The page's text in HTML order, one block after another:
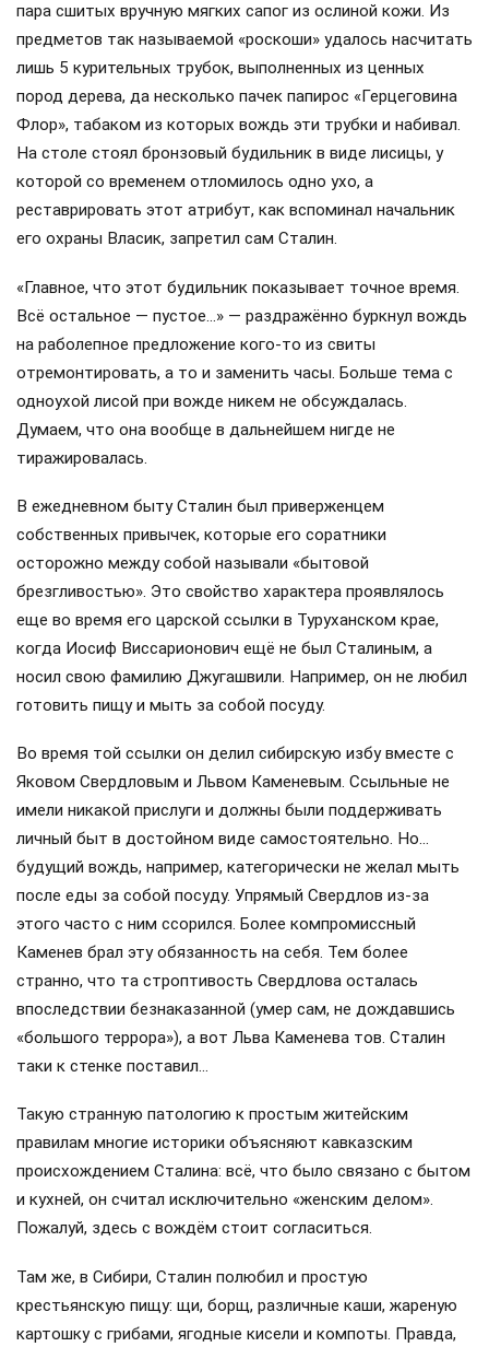
пара сшитых вручную мягких сапог из ослиной кожи. Из
предметов так называемой «роскоши» удалось насчитать
лишь 5 курительных трубок, выполненных из ценных
пород дерева, да несколько пачек папирос «Герцеговина
Флор», табаком из которых вождь эти трубки и набивал.
На столе стоял бронзовый будильник в виде лисицы, у
которой со временем отломилось одно ухо, а
реставрировать этот атрибут, как вспоминал начальник
его охраны Власик, запретил сам Сталин.
«Главное, что этот будильник показывает точное время.
Всё остальное — пустое…» — раздражённо буркнул вождь
на раболепное предложение кого-то из свиты
отремонтировать, а то и заменить часы. Больше тема с
одноухой лисой при вожде никем не обсуждалась.
Думаем, что она вообще в дальнейшем нигде не
тиражировалась.
В ежедневном быту Сталин был приверженцем
собственных привычек, которые его соратники
осторожно между собой называли «бытовой
брезгливостью». Это свойство характера проявлялось
еще во время его царской ссылки в Туруханском крае,
когда Иосиф Виссарионович ещё не был Сталиным, а
носил свою фамилию Джугашвили. Например, он не любил
готовить пищу и мыть за собой посуду.
Во время той ссылки он делил сибирскую избу вместе с
Яковом Свердловым и Львом Каменевым. Ссыльные не
имели никакой прислуги и должны были поддерживать
личный быт в достойном виде самостоятельно. Но…
будущий вождь, например, категорически не желал мыть
после еды за собой посуду. Упрямый Свердлов из-за
этого часто с ним ссорился. Более компромиссный
Каменев брал эту обязанность на себя. Тем более
странно, что та строптивость Свердлова осталась
впоследствии безнаказанной (умер сам, не дождавшись
«большого террора»), а вот Льва Каменева тов. Сталин
таки к стенке поставил…
Такую странную патологию к простым житейским
правилам многие историки объясняют кавказским
происхождением Сталина: всё, что было связано с бытом
и кухней, он считал исключительно «женским делом».
Пожалуй, здесь с вождём стоит согласиться.
Там же, в Сибири, Сталин полюбил и простую
крестьянскую пищу: щи, борщ, различные каши, жареную
картошку с грибами, ягодные кисели и компоты. Правда,